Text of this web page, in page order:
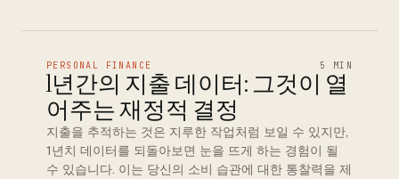
PERSONAL FINANCE 5 MIN
1년간의 지출 데이터: 그것이 열
어주는 재정적 결정
지출을 추적하는 것은 지루한 작업처럼 보일 수 있지만,
1년치 데이터를 되돌아보면 눈을 뜨게 하는 경험이 될
수 있습니다. 이는 당신의 소비 습관에 대한 통찰력을 제